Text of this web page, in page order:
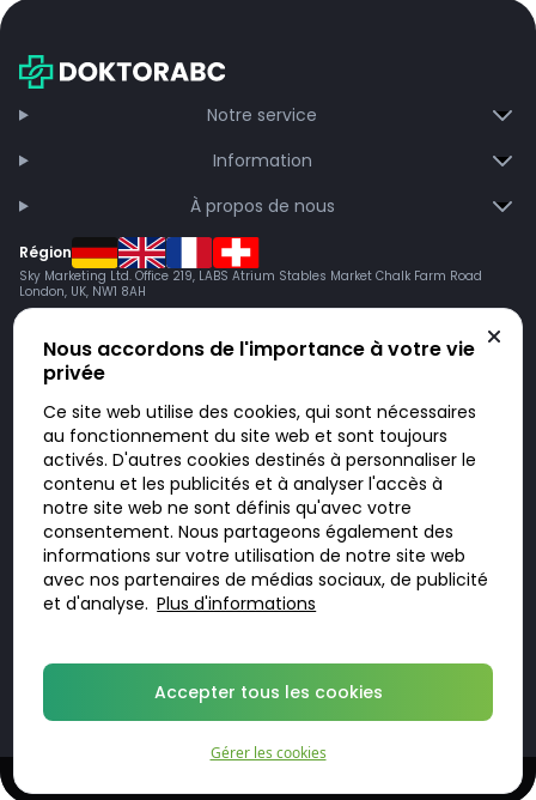
Notre service
Information
À propos de nous
Région
Sky Marketing Ltd. Office 219, LABS Atrium Stables Market Chalk Farm Road
London, UK, NW1 8AH
Doktorabc.com est une plateforme de mise en relation et n’est pas une
pharmacie en ligne. Nous ne vendons ni ne livrons de médicaments ou
autres produits. Les informations sur les produits, médicaments et prix
n’ont pas valeur d’offre. Vous êtes responsable du respect des lois en
vigueur dans votre pays. L’utilisation du site se fait à vos risques et sous
votre responsabilité. Vous visitez et utilisez ce site de votre propre
initiative.
Nous accordons de l'importance à votre vie
privée
Ce site web utilise des cookies, qui sont nécessaires
au fonctionnement du site web et sont toujours
activés. D'autres cookies destinés à personnaliser le
contenu et les publicités et à analyser l'accès à
notre site web ne sont définis qu'avec votre
consentement. Nous partageons également des
informations sur votre utilisation de notre site web
avec nos partenaires de médias sociaux, de publicité
et d'analyse. Plus d'informations
Accepter tous les cookies
Gérer les cookies